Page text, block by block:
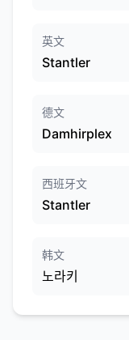
英文
Stantler
德文
Damhirplex
西班牙文
Stantler
韩文
노라키